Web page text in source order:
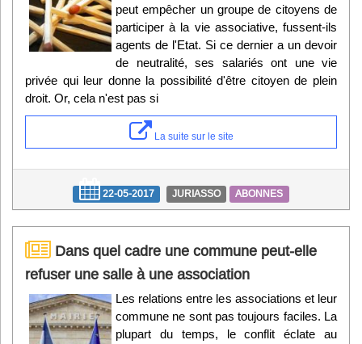
peut empêcher un groupe de citoyens de
participer à la vie associative, fussent-ils
agents de l'Etat. Si ce dernier a un devoir
de neutralité, ses salariés ont une vie
privée qui leur donne la possibilité d'être citoyen de plein
droit. Or, cela n'est pas si
La suite sur le site
22-05-2017 JURIASSO ABONNES
Dans quel cadre une commune peut-elle
refuser une salle à une association
Les relations entre les associations et leur
commune ne sont pas toujours faciles. La
plupart du temps, le conflit éclate au